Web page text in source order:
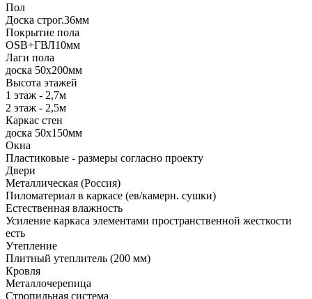
Пол
Доска строг.36мм
Покрытие пола
ОSB+ГВЛ10мм
Лаги пола
доска 50х200мм
Высота этажей
1 этаж - 2,7м
2 этаж - 2,5м
Каркас стен
доска 50х150мм
Окна
Пластиковые - размеры согласно проекту
Двери
Металлическая (Россия)
Пиломатериал в каркасе (ев/камерн. сушки)
Естественная влажность
Усиление каркаса элементами пространственной жесткости
есть
Утепление
Плитный утеплитель (200 мм)
Кровля
Металлочерепица
Стропильная система